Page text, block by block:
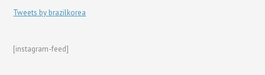
Tweets by brazilkorea
[instagram-feed]